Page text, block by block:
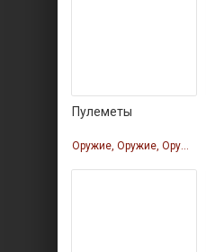
Пулеметы
Оружие, Оружие, Оружие